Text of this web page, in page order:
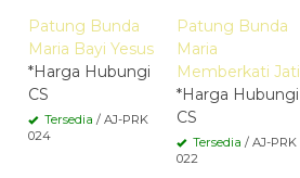
Patung Bunda
Maria Bayi Yesus
*Harga Hubungi
CS
Tersedia / AJ-PRK
024
Patung Bunda
Maria
Memberkati Jati
*Harga Hubungi
CS
Tersedia / AJ-PRK
022